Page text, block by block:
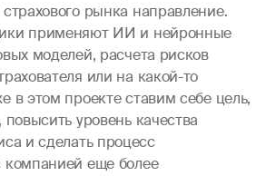
рынка направление.
применяют ИИ и нейронные
моделей, расчета рисков
или на какой-то
в этом проекте ставим себе цель,
уровень качества
и сделать процесс
компанией еще более